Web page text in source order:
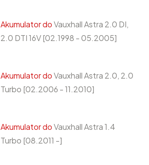
Akumulator doVauxhall Astra 2.0 DI,
2.0 DTI 16V [02.1998 - 05.2005]
Akumulator doVauxhall Astra 2.0, 2.0
Turbo [02.2006 - 11.2010]
Akumulator doVauxhall Astra 1.4
Turbo [08.2011 -]